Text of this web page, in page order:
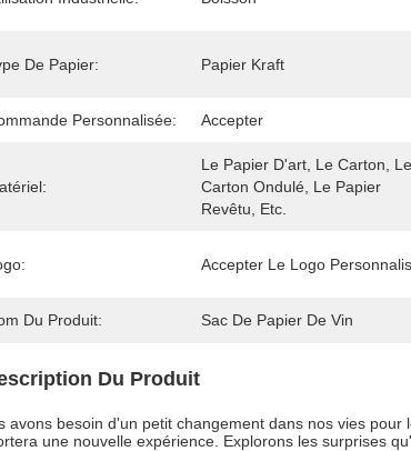
De Papier: Papier Kraft
Personnalisée: Accepter
Le Papier D'art, Le Carton, Le
Carton Ondulé, Le Papier
Revêtu, Etc.
Accepter Le Logo
Du Produit: Sac De Papier De Vin
Du Produit
avons besoin d'un petit changement dans nos vies
une nouvelle expérience. Explorons les surprises